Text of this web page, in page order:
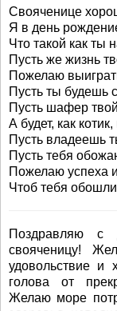
Свояченице
Я в день
Что такой как ты
Пусть же жизнь
Пожелаю
Пусть ты будешь
Пусть шафер
А будет, как
Пусть владеешь
Пусть тебя
Пожелаю успеха
Чтоб тебя
Поздравляю с
свояченицу!
удовольствие и
голова от
Желаю море